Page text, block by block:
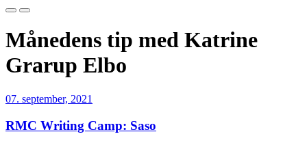
Månedens tip med Katrine
Grarup Elbo
07. september, 2021
RMC Writing Camp: Saso